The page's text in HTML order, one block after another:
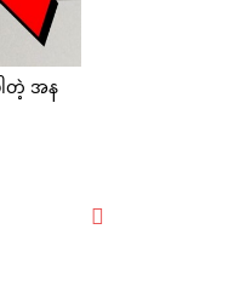
တဲ့ အန